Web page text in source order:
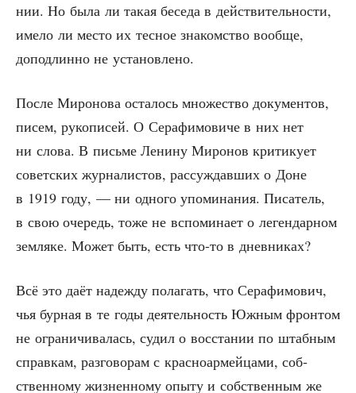
нии. Но была ли такая бесе­да в дей­стви­тель­но­сти,
име­ло ли место их тес­ное зна­ком­ство вооб­ще,
допод­лин­но не установлено.
После Миро­но­ва оста­лось мно­же­ство доку­мен­тов,
писем, руко­пи­сей. О Сера­фи­мо­ви­че в них нет
ни сло­ва. В пись­ме Лени­ну Миро­нов кри­ти­ку­ет
совет­ских жур­на­ли­стов, рас­суж­дав­ших о Доне
в 1919 году, — ни одно­го упо­ми­на­ния. Писа­тель,
в свою оче­редь, тоже не вспо­ми­на­ет о леген­дар­ном
зем­ля­ке. Может быть, есть что-то в дневниках?
Всё это даёт надеж­ду пола­гать, что Сера­фи­мо­вич,
чья бур­ная в те годы дея­тель­ность Южным фрон­том
не огра­ни­чи­ва­лась, судил о вос­ста­нии по штаб­ным
справ­кам, раз­го­во­рам с крас­но­ар­мей­ца­ми, соб­
ствен­но­му жиз­нен­но­му опы­ту и соб­ствен­ным же